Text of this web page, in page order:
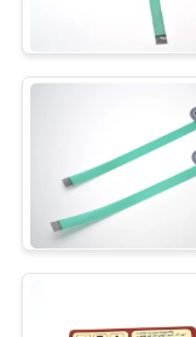
ΣΕ
ΖΗΤΉΣΤΕ
ΈΝΑ